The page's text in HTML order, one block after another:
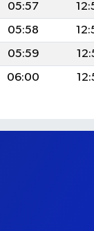
05:57
05:58
05:59
06:00